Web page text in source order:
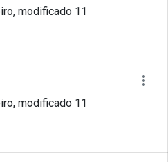
modificado 11
modificado 11